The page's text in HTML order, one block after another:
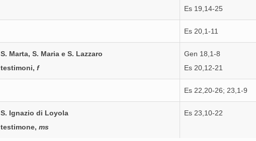
Es 19,14-25
Es 20,1-11
S. Marta, S. Maria e S. Lazzaro
testimoni, f
Gen 18,1-8
Es 20,12-21
Es 22,20-26; 23,1-9
S. Ignazio di Loyola
testimone, ms
Es 23,10-22